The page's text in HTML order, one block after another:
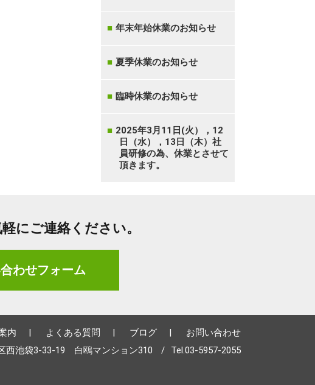
年末年始休業のお知らせ
夏季休業のお知らせ
臨時休業のお知らせ
2025年3月11日(火），12
日（水），13日（木）社
員研修の為、休業とさせて
頂きます。
にご連絡ください。
わせフォーム
内 よくある質問 ブログ
お問い合わせ
西池袋3-33-19 白鴎マンション310
Tel.03-5957-2055